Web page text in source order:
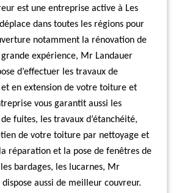
est une entreprise active à Les
dans toutes les régions pour
notamment la rénovation de
expérience, Mr Landauer
d’effectuer les travaux de
en extension de votre toiture et
vous garantit aussi les
fuites, les travaux d’étanchéité,
de votre toiture par nettoyage et
réparation et la pose de fenêtres de
bardages, les lucarnes, Mr
aussi de meilleur couvreur.